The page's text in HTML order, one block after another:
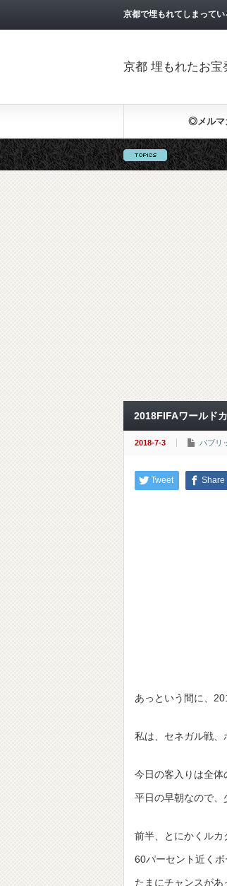
京都で埋もれてしまって
京都 埋もれたお宝
◎メルマ
2018FIFAワールド
2018-7-3 パブリ
Tweet Share
あっという間に、
私は、セネガル戦、
今日の客入りは全体
平日の早朝なので、
前半、とにかくルカ
60パーセント近くボ
たまにチャンスがあ